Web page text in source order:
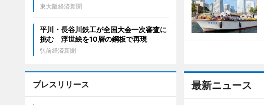
最新ニュース
東大阪経済新聞
平川・長谷川鉄工が全国大会一次審査に
挑む 浮世絵を10層の鋼板で再現
弘前経済新聞
プレスリリース